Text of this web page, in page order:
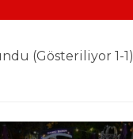
(Gösteriliyor 1-1)